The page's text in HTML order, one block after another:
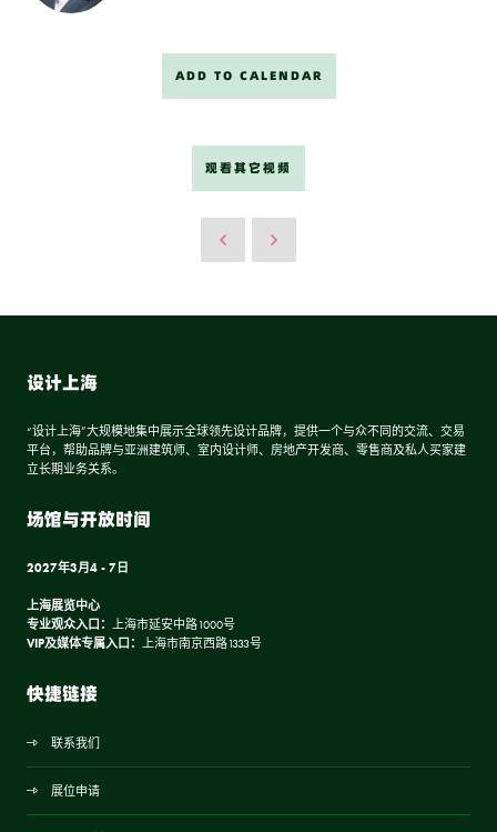
ADD TO CALENDAR
观看其它视频
设计上海
“设计上海”大规模地集中展示全球领先设计品牌，提供一个与众不同的交流、交易
平台，帮助品牌与亚洲建筑师、室内设计师、房地产开发商、零售商及私人买家建
立长期业务关系。
场馆与开放时间
2027年3月4 - 7日
上海展览中心
专业观众入口： 上海市延安中路1000号
VIP及媒体专属入口： 上海市南京西路1333号
快捷链接
联系我们
展位申请